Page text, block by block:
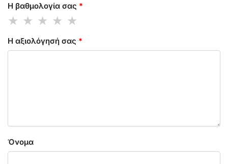
Η βαθμολογία σας *
Η αξιολόγησή σας *
Όνομα